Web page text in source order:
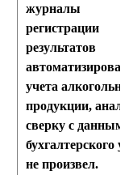
журналы
регистрации
результатов
учета
продукции,
сверку с данными
бухгалтерского
не произвел.